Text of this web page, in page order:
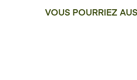
VOUS POURRIEZ